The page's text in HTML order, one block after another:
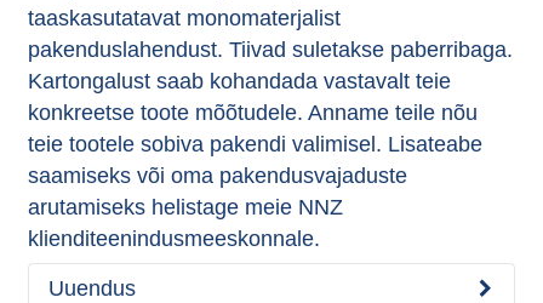
taaskasutatavat monomaterjalist
pakenduslahendust. Tiivad suletakse paberribaga.
Kartongalust saab kohandada vastavalt teie
konkreetse toote mõõtudele. Anname teile nõu
teie tootele sobiva pakendi valimisel. Lisateabe
saamiseks või oma pakendusvajaduste
arutamiseks helistage meie NNZ
klienditeenindusmeeskonnale.
Uuendus